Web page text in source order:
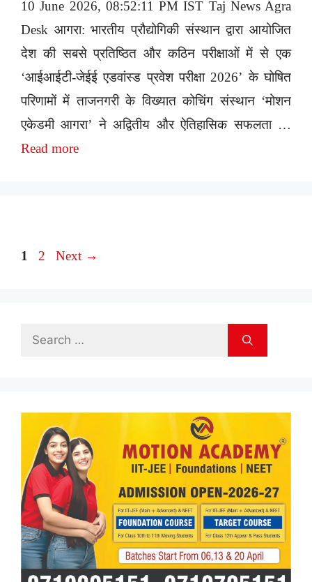
10 June 2026, 08:52:11 PM IST Taj News Agra
Desk आगरा: भारतीय प्रौद्योगिकी संस्थान द्वारा आयोजित
देश की सबसे प्रतिष्ठित और कठिन परीक्षाओं में से एक
‘आईआईटी-जेईई एडवांस्ड प्रवेश परीक्षा 2026’ के घोषित
परिणामों में ताजनगरी के विख्यात कोचिंग संस्थान ‘मोशन
एकेडमी आगरा’ ने अद्वितीय और ऐतिहासिक सफलता …
Read more
Page
1 Page
2 Next →
Search